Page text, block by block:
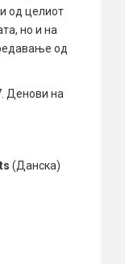
од целиот
но и на
од
Денови на
(Данска)